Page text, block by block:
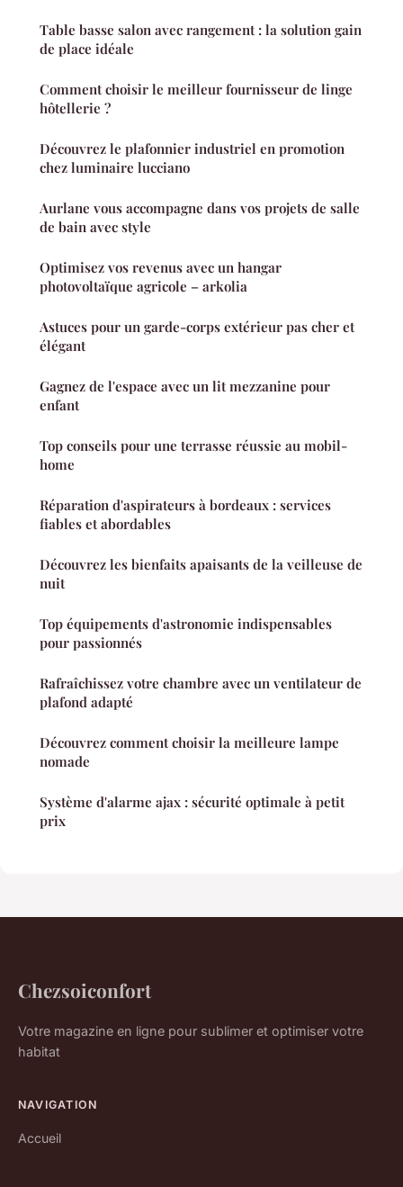
Table basse salon avec rangement : la solution gain
de place idéale
Comment choisir le meilleur fournisseur de linge
hôtellerie ?
Découvrez le plafonnier industriel en promotion
chez luminaire lucciano
Aurlane vous accompagne dans vos projets de salle
de bain avec style
Optimisez vos revenus avec un hangar
photovoltaïque agricole – arkolia
Astuces pour un garde-corps extérieur pas cher et
élégant
Gagnez de l'espace avec un lit mezzanine pour
enfant
Top conseils pour une terrasse réussie au mobil-
home
Réparation d'aspirateurs à bordeaux : services
fiables et abordables
Découvrez les bienfaits apaisants de la veilleuse de
nuit
Top équipements d'astronomie indispensables
pour passionnés
Rafraîchissez votre chambre avec un ventilateur de
plafond adapté
Découvrez comment choisir la meilleure lampe
nomade
Système d'alarme ajax : sécurité optimale à petit
prix
Chezsoiconfort
Votre magazine en ligne pour sublimer et optimiser votre
habitat
NAVIGATION
Accueil